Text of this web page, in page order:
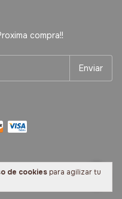
de cookies para agilizar tu
compra!!
los derechos reservados.